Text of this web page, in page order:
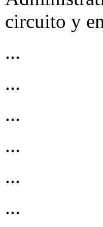
circuito y
...
...
...
...
...
...